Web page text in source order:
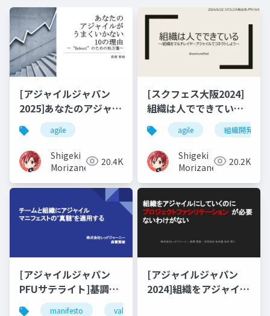
[アジャイルジャパン
2025]あなたのアジャイ
ルがうまくいかない10
の理由～"Reboot"のた
めの処方箋～
agile
Shigeki
Morizane
20.4K
[スクフェス大阪2024]
組織は人でできている
～組織をマルチレイヤ
ーアジャイルでコネク
トしよう～
agile 組織開発
Shigeki
Morizane
20.2K
[アジャイルジャパン
PFUサテライト]基調講
演
manifesto value
[アジャイルジャパン
2024]組織をアジャイル